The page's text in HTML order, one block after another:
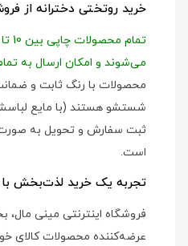
خرید روتختی دخترانه از
می‌شوند و امکان ارسال به
ثبت سفارش و تحویل به
است.
تجربه یک خرید لذت‌بخش
فروشگاه اینترنتی مینی
عرضه‌کننده محصولات کالای